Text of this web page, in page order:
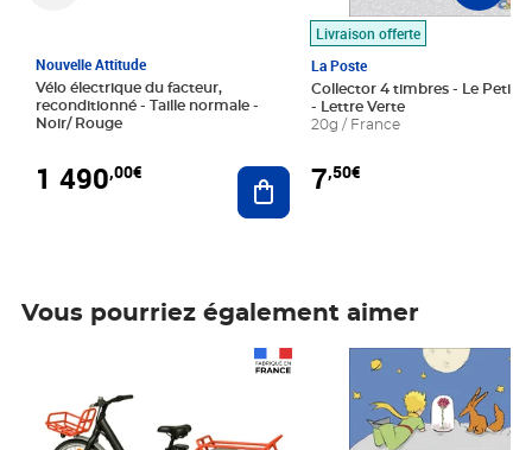
Nouvelle Attitude
Vélo électrique du facteur,
reconditionné - Taille normale -
Noir/ Rouge
1 490,00€ Ajouter au panier
Livraison offerte
La Poste
Collector 4 timbres - Le Petit
- Lettre Verte
20g / France
7,50€
Vous pourriez également aimer
Prix 7,50€